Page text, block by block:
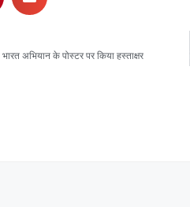
भारत अभियान के पोस्टर पर किया हस्ताक्षर